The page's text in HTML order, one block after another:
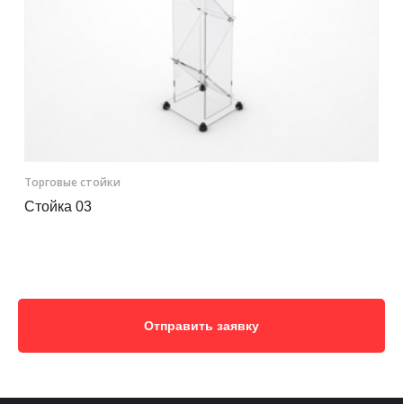
Торговые стойки
Стойка 03
Отправить заявку